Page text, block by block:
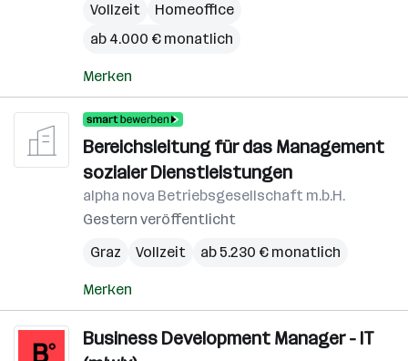
Vollzeit
Homeoffice
ab 4.000 € monatlich
Merken
Bereichsleitung für das Management
sozialer Dienstleistungen
alpha nova Betriebsgesellschaft m.b.H.
Gestern veröffentlicht
Graz
Vollzeit ab 5.230 € monatlich
Merken
Business Development Manager - IT